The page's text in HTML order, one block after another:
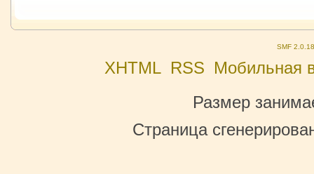
SMF 2.0.18
XHTML RSS Мобильная
Размер
Страница